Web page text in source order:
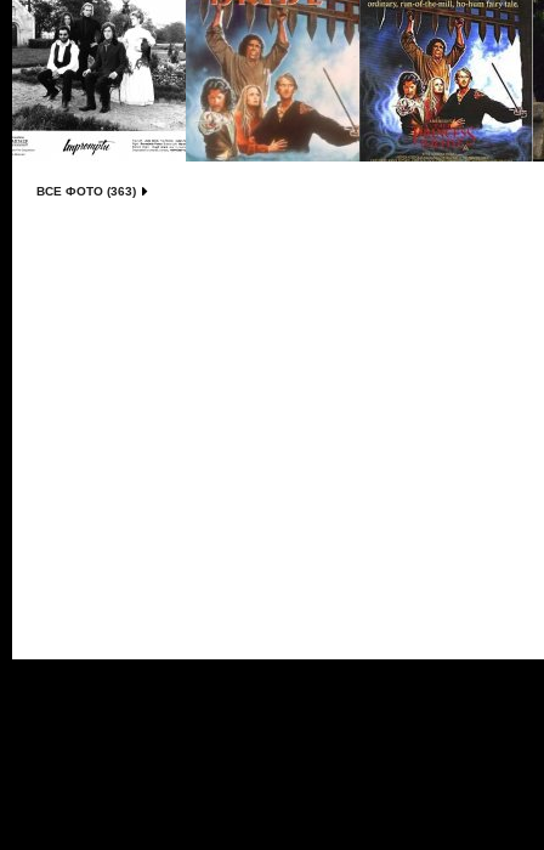
ВСЕ ФОТО (363)